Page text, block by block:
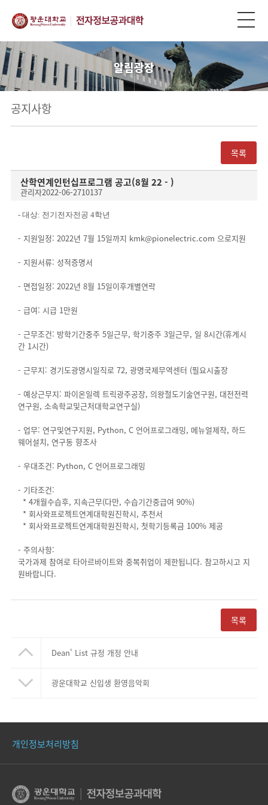
알림광장
공지사항
목록
산학연계인턴십프로그램 공고(8월 22 - )
관리자2022-06-2710137
- 대상: 전기전자전공 4학년
- 지원일정: 2022년 7월 15일까지 kmk@pionelectric.com 으로지원
- 지원서류: 성적증명서
- 면접일정: 2022년 8월 15일이후개별연락
- 급여: 시급 1만원
- 근무조건: 방학기간중주 5일근무, 학기중주 3일근무, 일 8시간(휴게시
간 1시간)
- 근무지: 경기도광명시일직로 72, 광명국제무역센터 (필요시출장
- 예상근무지: 파이온일렉 트릭광주공장, 의왕철도기술연구원, 대전전력
연구원, 소속학교및근처대학교연구실)
- 업무: 연구및연구지원, Python, C 언어프로그래밍, 메뉴얼제작, 하드
웨어설치, 연구동 향조사
- 우대조건: Python, C 언어프로그래밍
- 기타조건:
* 4개월수습후, 지속근무(다만, 수습기간중급여 90%)
* 회사와프로젝트연계대학원진학시, 추천서
* 회사와프로젝트연계대학원진학시, 첫학기등록금 100% 제공
- 주의사항:
국가과제 참여로 타아르바이트와 중복취업이 제한됩니다. 참고하시고 지
원바랍니다.
목록
Dean' List 규정 개정 안내
광운대학교 신입생 환영음악회
개인정보처리방침